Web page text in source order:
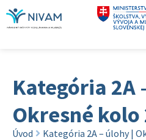
Kategória 2A
Okresné kolo
Úvod Kategória 2A – úlohy |